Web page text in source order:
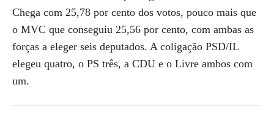
Chega com 25,78 por cento dos votos, pouco mais que
o MVC que conseguiu 25,56 por cento, com ambas as
forças a eleger seis deputados. A coligação PSD/IL
elegeu quatro, o PS três, a CDU e o Livre ambos com
um.